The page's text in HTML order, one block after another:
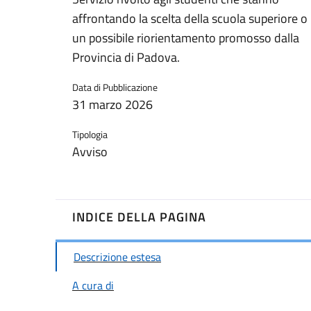
affrontando la scelta della scuola superiore o
un possibile riorientamento promosso dalla
Provincia di Padova.
Data di Pubblicazione
31 marzo 2026
Tipologia
Avviso
INDICE DELLA PAGINA
Descrizione estesa
A cura di